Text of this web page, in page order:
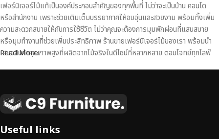
เฟอร์นิเจอร์ไม้แท้เป็นองค์ประกอบสำคัญของทุกพื้นที่ ไม่ว่าจะเป็นบ้าน คอนโด
หรือสำนักงาน เพราะช่วยเติมเต็มบรรยากาศให้อบอุ่นและสวยงาม พร้อมทั้งเพิ่ม
ความสะดวกสบายให้กับการใช้ชีวิต ไม่ว่าคุณจะต้องการมุมพักผ่อนที่แสนสบาย
หรือมุมทำงานที่ช่วยเพิ่มประสิทธิภาพ ร้านขายเฟอร์นิเจอร์ไม้ของเรา พร้อมนำ
เสนอสินค้าคุณภาพสูงที่ผลิตจากไม้จริงในดีไซน์ที่หลากหลาย ตอบโจทย์ทุกไลฟ์
เหนือระดับ
เฟอร์นิเจอร์ไม้ไม่ใช่เพียงของตกแต่ง แต่เป็นงานศิลปะที่สะท้อนถึงรสนิยมและ
Read More
Useful links